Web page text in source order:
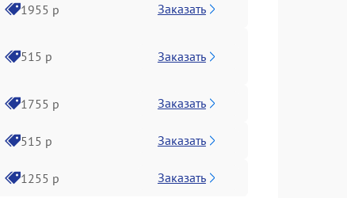
1955 р Заказать
515 р Заказать
1755 р Заказать
515 р Заказать
1255 р Заказать